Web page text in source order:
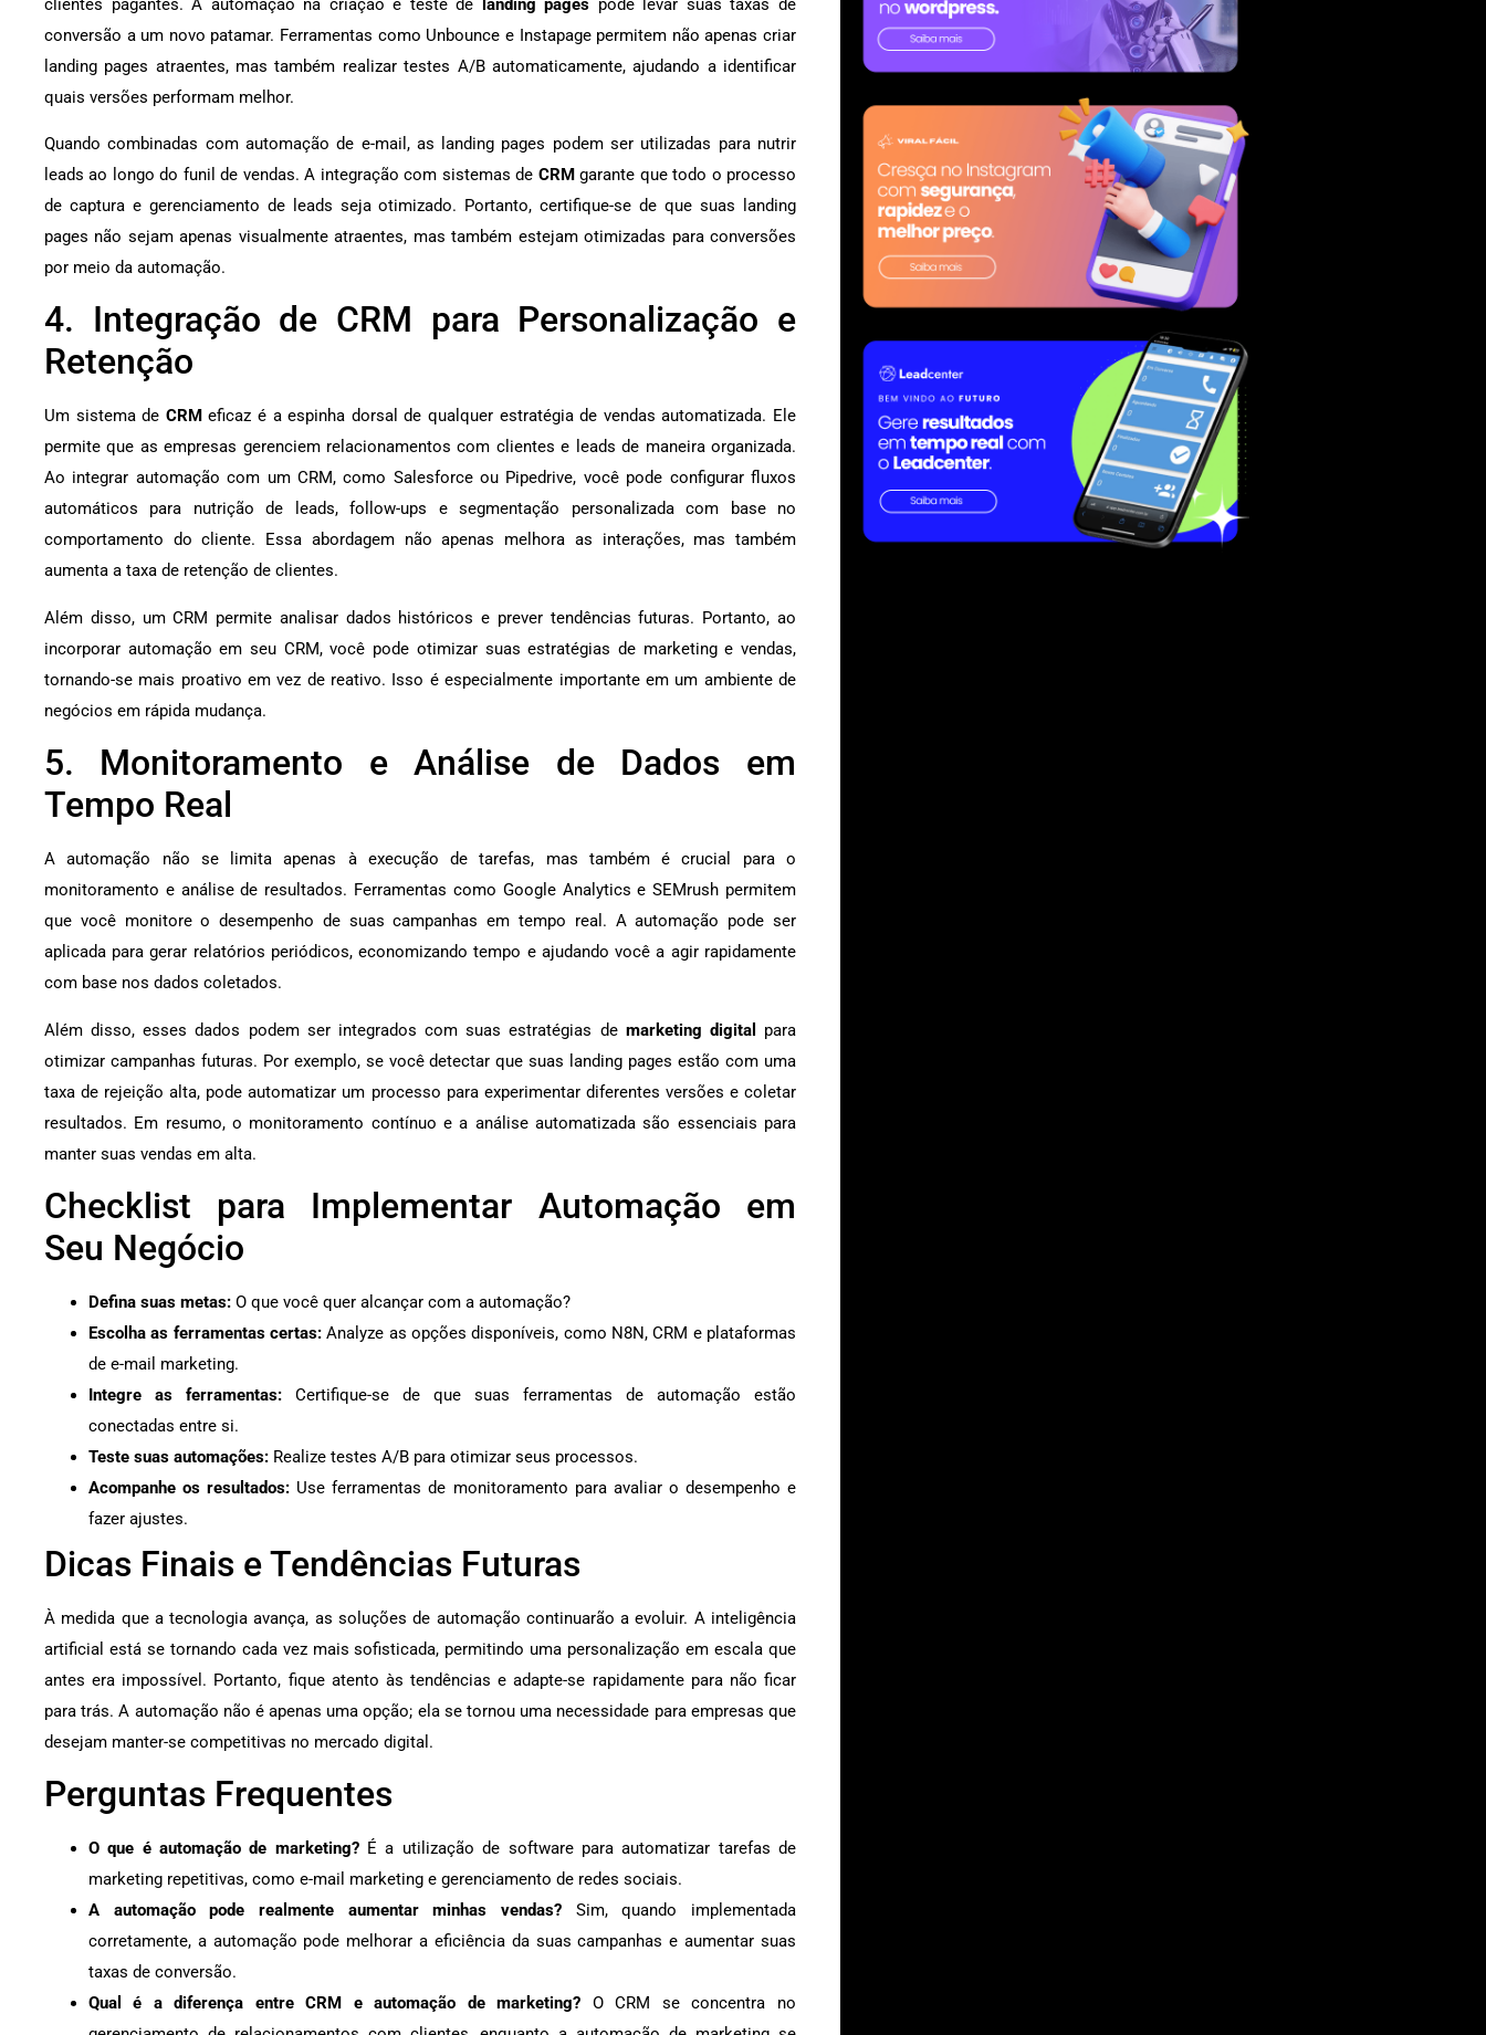
clientes pagantes. A automação na criação e teste de
landing pages pode levar suas taxas de
conversão a um novo patamar. Ferramentas como Unbounce e Instapage permitem não apenas criar
landing pages atraentes, mas também realizar testes A/B automaticamente, ajudando a identificar
quais versões performam melhor.
Quando combinadas com automação de e-mail, as landing pages podem ser utilizadas para nutrir
leads ao longo do funil de vendas. A integração com sistemas de CRMgarante que todo o processo
de captura e gerenciamento de leads seja otimizado. Portanto, certifique-se de que suas landing
pages não sejam apenas visualmente atraentes, mas também estejam otimizadas para conversões
por meio da automação.
4. Integração de CRM para Personalização e
Retenção
Um sistema de CRM eficaz é a espinha dorsal de qualquer estratégia de vendas automatizada. Ele
permite que as empresas gerenciem relacionamentos com clientes e leads de maneira organizada.
Ao integrar automação com um CRM, como Salesforce ou Pipedrive, você pode configurar fluxos
automáticos para nutrição de leads, follow-ups e segmentação personalizada com base no
comportamento do cliente. Essa abordagem não apenas melhora as interações, mas também
aumenta a taxa de retenção de clientes.
Além disso, um CRM permite analisar dados históricos e prever tendências futuras. Portanto, ao
incorporar automação em seu CRM, você pode otimizar suas estratégias de marketing e vendas,
tornando-se mais proativo em vez de reativo. Isso é especialmente importante em um ambiente de
negócios em rápida mudança.
5. Monitoramento e Análise de Dados em
Tempo Real
A automação não se limita apenas à execução de tarefas, mas também é crucial para o
monitoramento e análise de resultados. Ferramentas como Google Analytics e SEMrush permitem
que você monitore o desempenho de suas campanhas em tempo real. A automação pode ser
aplicada para gerar relatórios periódicos, economizando tempo e ajudando você a agir rapidamente
com base nos dados coletados.
Além disso, esses dados podem ser integrados com suas estratégias de marketing digital
para
otimizar campanhas futuras. Por exemplo, se você detectar que suas landing pages estão com uma
taxa de rejeição alta, pode automatizar um processo para experimentar diferentes versões e coletar
resultados. Em resumo, o monitoramento contínuo e a análise automatizada são essenciais para
manter suas vendas em alta.
Checklist para Implementar Automação em
Seu Negócio
Defina suas metas: O que você quer alcançar com a automação?
Escolha as ferramentas certas: Analyze as opções disponíveis, como N8N, CRM e plataformas
de e-mail marketing.
Integre as ferramentas: Certifique-se de que suas ferramentas de automação estão
conectadas entre si.
Teste suas automações: Realize testes A/B para otimizar seus processos.
Acompanhe os resultados: Use ferramentas de monitoramento para avaliar o desempenho e
fazer ajustes.
Dicas Finais e Tendências Futuras
À medida que a tecnologia avança, as soluções de automação continuarão a evoluir. A inteligência
artificial está se tornando cada vez mais sofisticada, permitindo uma personalização em escala que
antes era impossível. Portanto, fique atento às tendências e adapte-se rapidamente para não ficar
para trás. A automação não é apenas uma opção; ela se tornou uma necessidade para empresas que
desejam manter-se competitivas no mercado digital.
Perguntas Frequentes
O que é automação de marketing?É a utilização de software para automatizar tarefas de
marketing repetitivas, como e-mail marketing e gerenciamento de redes sociais.
A automação pode realmente aumentar minhas vendas? Sim, quando implementada
corretamente, a automação pode melhorar a eficiência da suas campanhas e aumentar suas
taxas de conversão.
Qual é a diferença entre CRM e automação de marketing? O CRM se concentra no